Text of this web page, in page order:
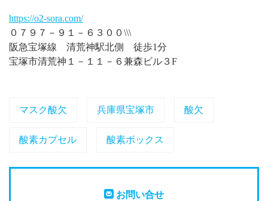
https://o2-sora.com/
０７９７－９１－６３００\\\
阪急宝塚線 清荒神駅北側 徒歩1分
宝塚市清荒神１－１１－６兼森ビル３F
マスク酸欠 兵庫県宝塚市 酸欠
酸素カプセル 酸素ボックス
お問い合せ